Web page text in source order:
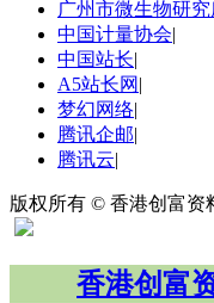
广州市微生物研
中国计量协会|
中国站长|
A5站长网 |
梦幻网络|
腾讯企邮|
腾讯云|
版权所有 © 香港创富资
香港创富